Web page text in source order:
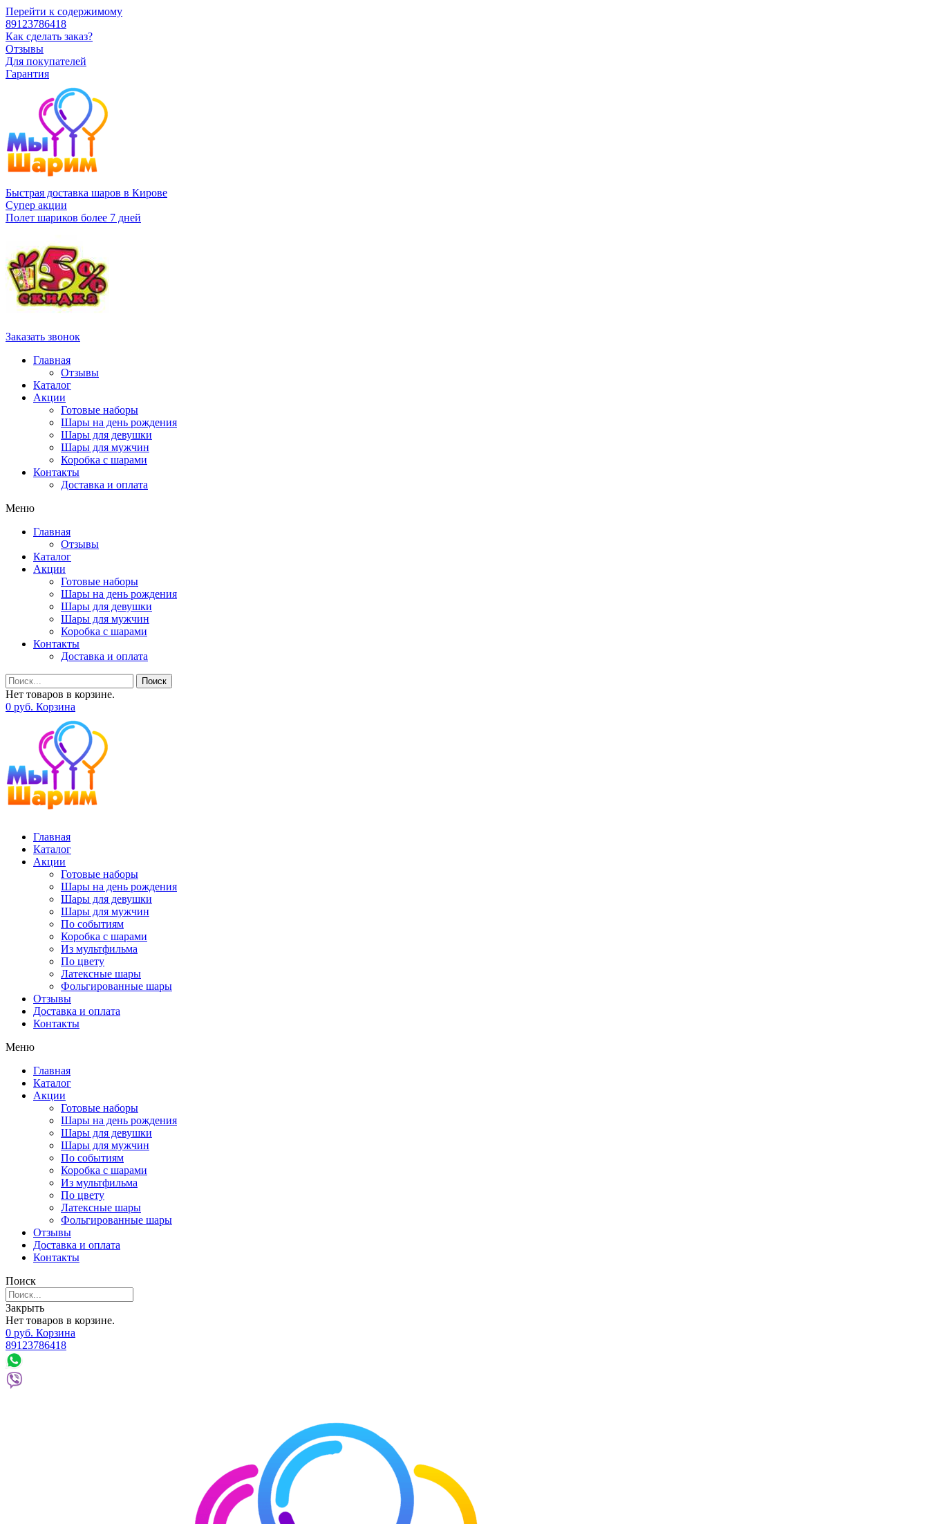
Перейти к содержимому
89123786418
Как сделать заказ?
Отзывы
Для покупателей
Гарантия
Быстрая доставка шаров в Кирове
Супер акции
Полет шариков более 7 дней
Заказать звонок
Главная
Отзывы
Каталог
Акции
Готовые наборы
Шары на день рождения
Шары для девушки
Шары для мужчин
Коробка с шарами
Контакты
Доставка и оплата
Меню
Главная
Отзывы
Каталог
Акции
Готовые наборы
Шары на день рождения
Шары для девушки
Шары для мужчин
Коробка с шарами
Контакты
Доставка и оплата
Поиск
Нет товаров в корзине.
0 руб. Корзина
Главная
Каталог
Акции
Готовые наборы
Шары на день рождения
Шары для девушки
Шары для мужчин
По событиям
Коробка с шарами
Из мультфильма
По цвету
Латексные шары
Фольгированные шары
Отзывы
Доставка и оплата
Контакты
Меню
Главная
Каталог
Акции
Готовые наборы
Шары на день рождения
Шары для девушки
Шары для мужчин
По событиям
Коробка с шарами
Из мультфильма
По цвету
Латексные шары
Фольгированные шары
Отзывы
Доставка и оплата
Контакты
Поиск
Закрыть
Нет товаров в корзине.
0 руб. Корзина
89123786418